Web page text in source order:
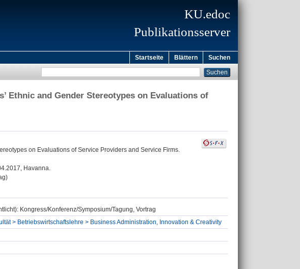
KU.edoc
Publikationsserver
Startseite Blättern Suchen
Ethnic and Gender Stereotypes on Evaluations of
on Evaluations of Service Providers and Service Firms.
Havanna.
Kongress/Konferenz/Symposium/Tagung, Vortrag
> Betriebswirtschaftslehre > Business Administration, Innovation & Creativity